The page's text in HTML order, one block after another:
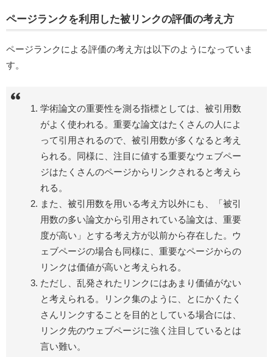
ページランクを利用した被リンクの評価の考え方
ページランクによる評価の考え方は以下のようになっていま
す。
学術論文の重要性を測る指標としては、被引用数
がよく使われる。重要な論文はたくさんの人によ
って引用されるので、被引用数が多くなると考え
られる。同様に、注目に値する重要なウェブペー
ジはたくさんのページからリンクされると考えら
れる。
また、被引用数を用いる考え方以外にも、「被引
用数の多い論文から引用されている論文は、重要
度が高い」とする考え方が以前から存在した。ウ
ェブページの場合も同様に、重要なページからの
リンクは価値が高いと考えられる。
ただし、乱発されたリンクにはあまり価値がない
と考えられる。リンク集のように、とにかくたく
さんリンクすることを目的としている場合には、
リンク先のウェブページに強く注目しているとは
言い難い。